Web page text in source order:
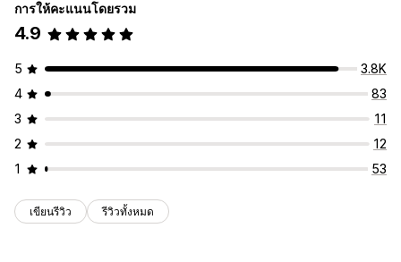
การให้คะแนนโดยรวม
4.9
5
3.8K
4
83
3
11
2
12
1
53
เขียนรีวิว รีวิวทั้งหมด